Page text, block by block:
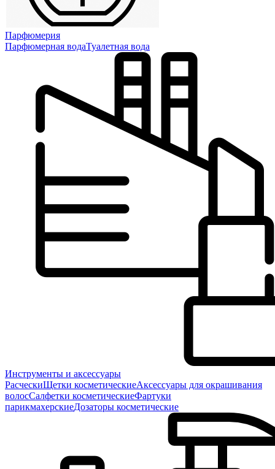
Парфюмерия
Парфюмерная водаТуалетная вода
Инструменты и аксессуары
РасческиЩетки косметическиеАксессуары для окрашивания
волосСалфетки косметическиеФартуки
парикмахерскиеДозаторы косметические